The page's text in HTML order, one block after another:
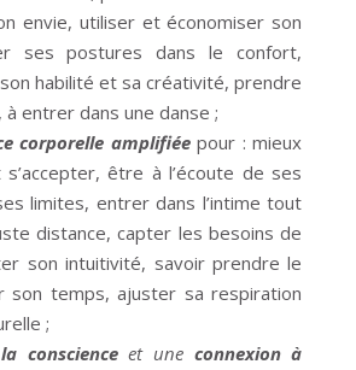
envie, utiliser et économiser son
ses postures dans le confort,
habilité et sa créativité, prendre
entrer dans une danse ;
corporelle amplifiéepour : mieux
être à l’écoute de ses
limites, entrer dans l’intime tout
distance, capter les besoins de
son intuitivité, savoir prendre le
temps, ajuster sa respiration
;
conscienceet une connexion à